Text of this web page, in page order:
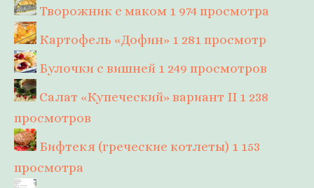
Творожник с маком 1 974 просмотра
Картофель «Дофин» 1 281 просмотр
Булочки с вишней 1 249 просмотров
Салат «Купеческий» вариант II 1 238
просмотров
Бифтекя (греческие котлеты) 1 153
просмотра